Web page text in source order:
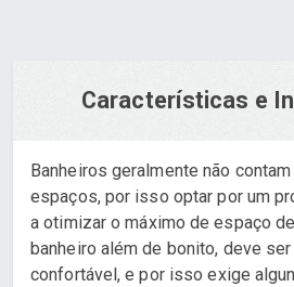
Características e
Banheiros geralmente não
espaços, por isso optar por um
a otimizar o máximo de espaço
banheiro além de bonito, deve
confortável, e por isso exige